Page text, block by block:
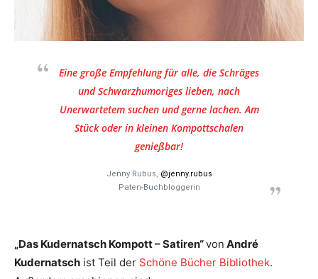
Eine große Empfehlung für alle, die Schräges
und Schwarzhumoriges lieben, nach
Unerwartetem suchen und gerne lachen. Am
Stück oder in kleinen Kompottschalen
genießbar!
Jenny Rubus, @jenny.rubus
Paten-Buchbloggerin
„Das Kudernatsch Kompott – Satiren“von André
Kudernatsch ist Teil der Schöne Bücher Bibliothek.